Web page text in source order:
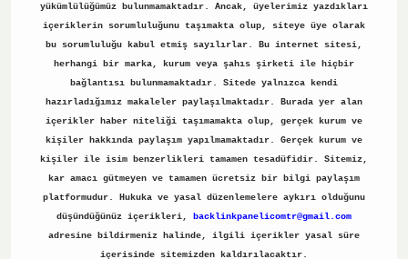
yükümlülüğümüz bulunmamaktadır. Ancak, üyelerimiz yazdıkları
içeriklerin sorumluluğunu taşımakta olup, siteye üye olarak
bu sorumluluğu kabul etmiş sayılırlar. Bu internet sitesi,
herhangi bir marka, kurum veya şahıs şirketi ile hiçbir
bağlantısı bulunmamaktadır. Sitede yalnızca kendi
hazırladığımız makaleler paylaşılmaktadır. Burada yer alan
içerikler haber niteliği taşımamakta olup, gerçek kurum ve
kişiler hakkında paylaşım yapılmamaktadır. Gerçek kurum ve
kişiler ile isim benzerlikleri tamamen tesadüfidir. Sitemiz,
kar amacı gütmeyen ve tamamen ücretsiz bir bilgi paylaşım
platformudur. Hukuka ve yasal düzenlemelere aykırı olduğunu
düşündüğünüz içerikleri,
backlinkpanelicomtr@gmail.com
adresine bildirmeniz halinde, ilgili içerikler yasal süre
içerisinde sitemizden kaldırılacaktır.